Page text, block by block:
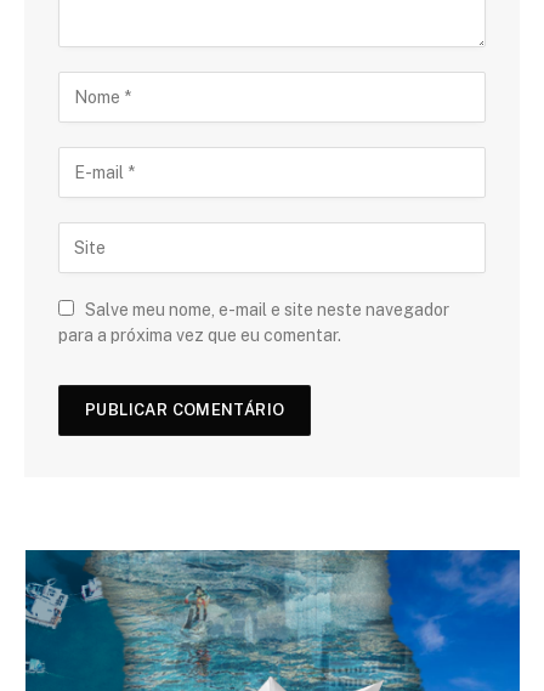
Salve meu nome, e-mail e site neste navegador
para a próxima vez que eu comentar.